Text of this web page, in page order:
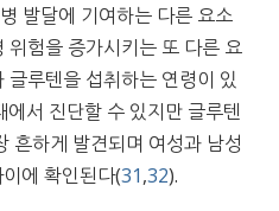
발달에 기여하는 다른 요소
위험을 증가시키는 또 다른 요
루텐을 섭취하는 연령이 있
서 진단할 수 있지만 글루텐
흔하게 발견되며 여성과 남성
에 확인된다(31,32).